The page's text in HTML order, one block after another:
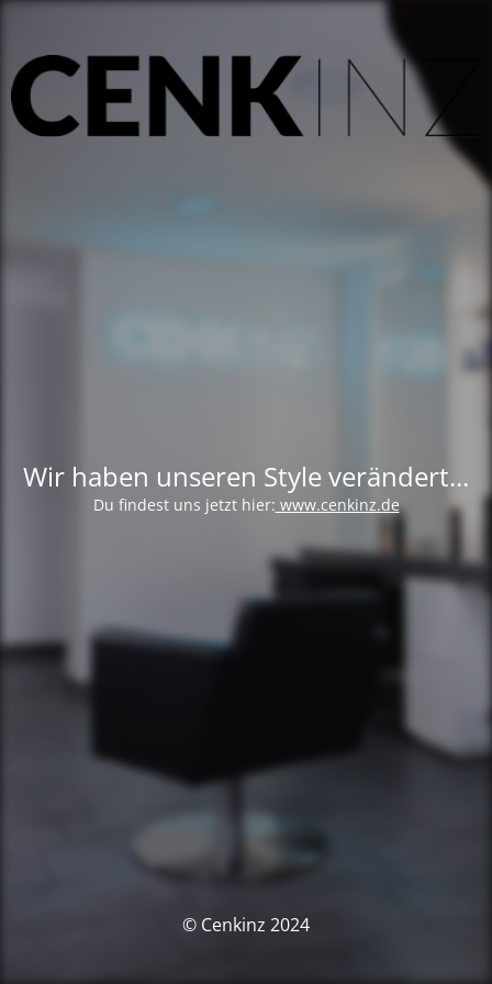
Wir haben unseren Style verändert...
Du findest uns jetzt hier: www.cenkinz.de
© Cenkinz 2024